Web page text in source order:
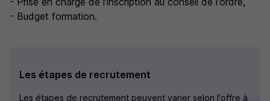
- Budget formation.
Les étapes de recrutement
Les étapes de recrutement peuvent varier selon l'offre à